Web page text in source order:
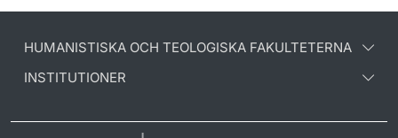
HUMANISTISKA OCH TEOLOGISKA FAKULTETERNA
INSTITUTIONER